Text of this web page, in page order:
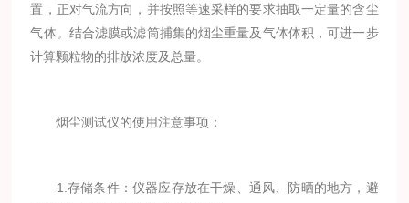
置，正对气流方向，并按照等速采样的要求抽取一定量的含尘
气体。结合滤膜或滤筒捕集的烟尘重量及气体体积，可进一步
计算颗粒物的排放浓度及总量。
烟尘测试仪的使用注意事项：
1.存储条件：仪器应存放在干燥、通风、防晒的地方，避